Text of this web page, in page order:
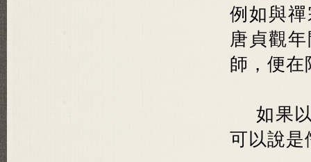
例如與
唐貞觀
師，便在
如果
可以說是